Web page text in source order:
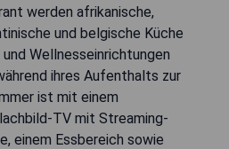
werden afrikanische,
und belgische Küche
Wellnesseinrichtungen
ihres Aufenthalts zur
ist mit einem
TV mit Streaming-
einem Essbereich sowie